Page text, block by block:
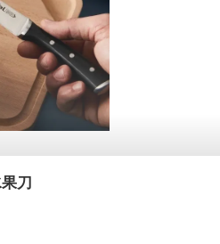
刀